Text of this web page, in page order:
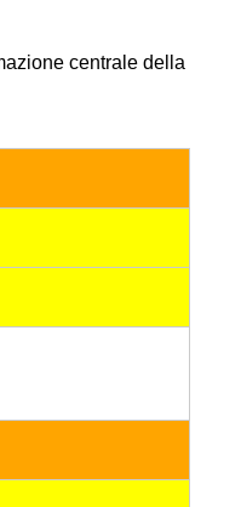
centrale della